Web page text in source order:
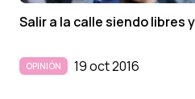
Salir a la calle siendo libres
OPINIÓN 19 oct 2016